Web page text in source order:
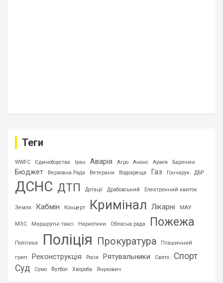
Теги
WWFC Єдиноборства Іран Аварія Агро Анонс Армія Барлінек
Бюджет Верховна Рада Ветерани Водохреща Газ Гончарук ДБР
ДСНС ДТП Дотації Драбовський Електронний квиток
Земля Кабмін Концерт Кримінал Лікарні МАУ
МЗС Маршрутні таксі Наркотики Обласна рада Пожежа
Політика Поліція Прокуратура Пташинний
грип Реконструкція Росія Рятувальники Свято
Спорт
Суд
Сумо Футбол Хвороба Янукович